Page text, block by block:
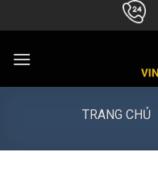
to
TRANG CHỦ